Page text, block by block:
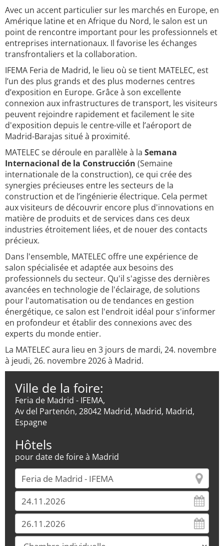
Avec un accent particulier sur les marchés en Europe, en
Amérique latine et en Afrique du Nord, le salon est un
point de rencontre important pour les professionnels et
entreprises internationaux. Il favorise les échanges
transfrontaliers et la collaboration.
IFEMA Feria de Madrid, le lieu où se tient MATELEC, est
l’un des plus grands et des plus modernes centres
d’exposition en Europe. Grâce à son excellente
connexion aux infrastructures de transport, les visiteurs
peuvent rejoindre rapidement et facilement le site
d'exposition depuis le centre-ville et l’aéroport de
Madrid-Barajas situé à proximité.
MATELEC se déroule en parallèle à la Semana
Internacional de la Construcción (Semaine
internationale de la construction), ce qui crée des
synergies précieuses entre les secteurs de la
construction et de l’ingénierie électrique. Cela permet
aux visiteurs de découvrir encore plus d'innovations en
matière de produits et de services dans ces deux
industries étroitement liées, et de nouer des contacts
précieux.
Dans l'ensemble, MATELEC offre une expérience de
salon spécialisée et adaptée aux besoins des
professionnels du secteur. Qu'il s'agisse des dernières
avancées en technologie de l'éclairage, de solutions
pour l'automatisation ou de tendances en gestion
énergétique, ce salon est l'endroit idéal pour s'informer
en profondeur et établir des connexions avec des
experts du monde entier.
La MATELEC aura lieu en 3 jours de mardi, 24. novembre
à jeudi, 26. novembre 2026 à Madrid.
Ville de la foire:
Feria de Madrid - IFEMA,
Av del Partenón, 28042 Madrid, Madrid, Madrid,
Espagne
Hôtels
pour date de foire à Madrid